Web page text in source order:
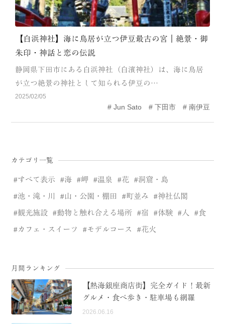
COLUMN
LINK【白浜神社】海に鳥居が立つ伊豆最古の宮｜絶景・御
朱印・神話と恋の伝説
静岡県下田市にある白浜神社（白濱神社）は、海に鳥居
が立つ絶景の神社として知られる伊豆の…
2025/02/05
Jun Sato 下田市 南伊豆
カテゴリ一覧
すべて表示 海 岬 温泉 花 洞窟・島
池・滝・川 山・公園・棚田 町並み 神社仏閣
観光施設 動物と触れ合える場所 宿 体験 人 食
カフェ・スイーツ モデルコース 花火
月間ランキング
【熱海銀座商店街】完全ガイド！最新
グルメ・食べ歩き・駐車場も網羅
2026.06.16